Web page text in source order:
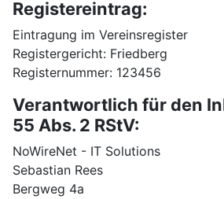
Registereintrag:
Eintragung im Vereinsregister
Registergericht: Friedberg
Registernummer: 123456
Verantwortlich für den
55 Abs. 2 RStV:
NoWireNet - IT Solutions
Sebastian Rees
Bergweg 4a